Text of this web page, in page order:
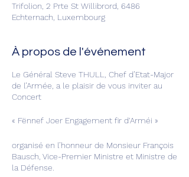
Trifolion, 2 Prte St Willibrord, 6486
Echternach, Luxembourg
À propos de l'événement
Le Général Steve THULL, Chef d’Etat-Major
de l’Armée, a le plaisir de vous inviter au
Concert
« Fënnef Joer Engagement fir d‘Arméi »
organisé en l’honneur de Monsieur François
Bausch, Vice-Premier Ministre et Ministre de
la Défense.